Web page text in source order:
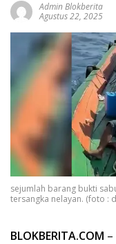
Admin Blokberita
Agustus 22, 2025
sejumlah barang bukti
tersangka nelayan. (foto :
BLOKBERITA.COM